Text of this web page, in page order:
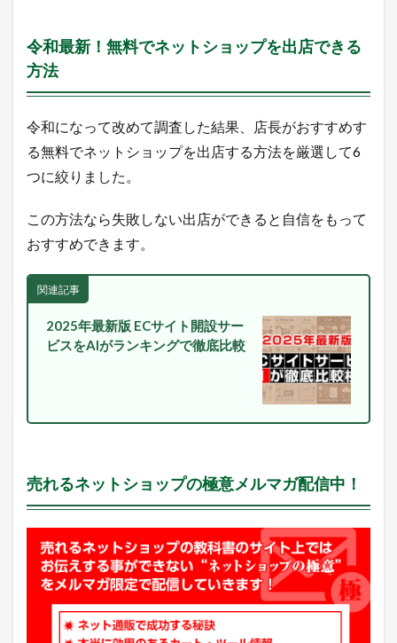
る
ヒ
ト
毎
日
届
く
！
1.5
最
新
E
C
場
動
N
信
2
本
日
の
楽
令和最新！無料でネットショップを出店できる
方法
令和になって改めて調査した結果、店長がおすすめす
る無料でネットショップを出店する方法を厳選して6
つに絞りました。
この方法なら失敗しない出店ができると自信をもって
おすすめできます。
関連記事
2025年最新版 ECサイト開設サー
ビスをAIがランキングで徹底比較
売れるネットショップの極意メルマガ配信中！